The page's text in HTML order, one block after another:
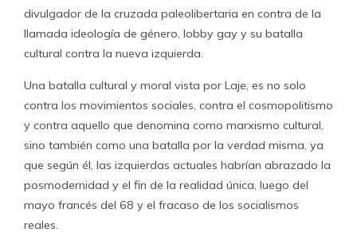
divulgador de la cruzada paleolibertaria en contra de la
llamada ideología de género, lobby gay y su batalla
cultural contra la nueva izquierda.
Una batalla cultural y moral vista por Laje, es no solo
contra los movimientos sociales, contra el cosmopolitismo
y contra aquello que denomina como marxismo cultural,
sino también como una batalla por la verdad misma, ya
que según él, las izquierdas actuales habrían abrazado la
posmodernidad y el fin de la realidad única, luego del
mayo francés del 68 y el fracaso de los socialismos
reales.